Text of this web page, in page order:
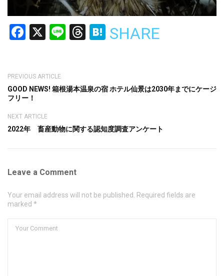
Facebook
X LineThreads
Hatena
SHARE
PREVIOUS ARTICLE
GOOD NEWS! 箱根湯本温泉の宿 ホテル仙景は2030年までにケージ
フリー！
NEXT ARTICLE
2022年 畜産動物に関する認知度調査アンケート
Leave a Comment
Your email address will not be published. Required fields are
marked *